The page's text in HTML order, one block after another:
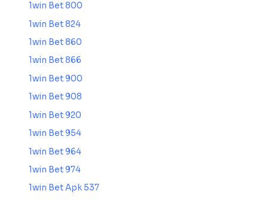
1win Bet 800
1win Bet 824
1win Bet 860
1win Bet 866
1win Bet 900
1win Bet 908
1win Bet 920
1win Bet 954
1win Bet 964
1win Bet 974
1win Bet Apk 537